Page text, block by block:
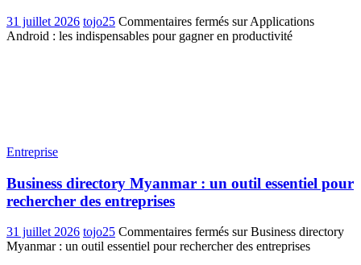
31 juillet 2026 tojo25 Commentaires fermés sur Applications
Android : les indispensables pour gagner en productivité
Entreprise
Business directory Myanmar : un outil essentiel pour
rechercher des entreprises
31 juillet 2026 tojo25 Commentaires fermés sur Business directory
Myanmar : un outil essentiel pour rechercher des entreprises